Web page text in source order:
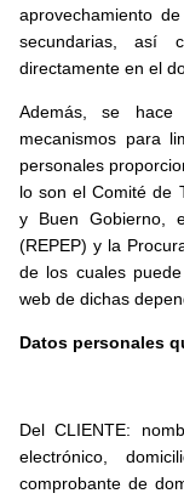
aprovechamiento
secundarias, así
directamente en el
Además, se
mecanismos para
personales
lo son el Comité de
y Buen Gobierno,
(REPEP) y la
de los cuales
web de dichas
Datos personales
Del CLIENTE:
electrónico,
comprobante de